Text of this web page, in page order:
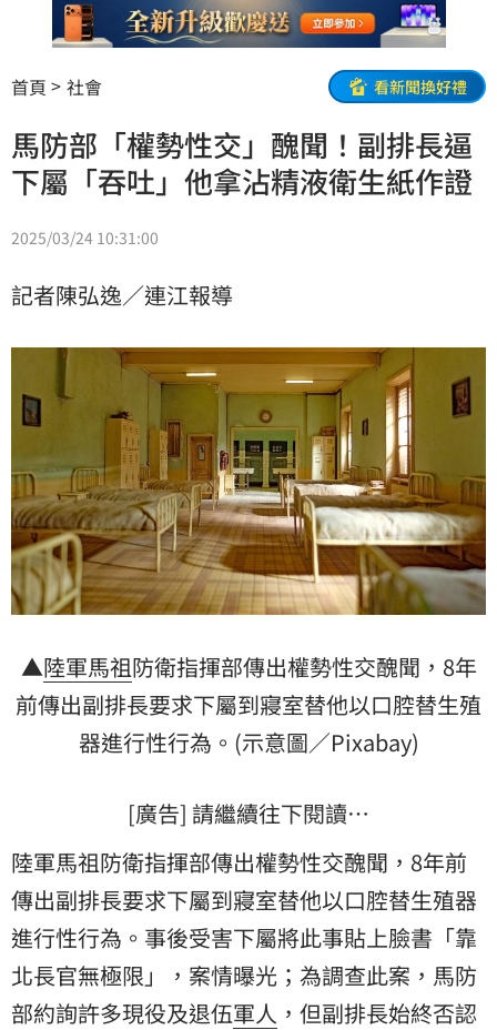
首頁 社會 看新聞換好禮
馬防部「權勢性交」醜聞！副排長逼
下屬「吞吐」他拿沾精液衛生紙作證
2025/03/24 10:31:00
記者陳弘逸／連江報導
▲陸軍馬祖防衛指揮部傳出權勢性交醜聞，8年
前傳出副排長要求下屬到寢室替他以口腔替生殖
器進行性行為。(示意圖／Pixabay)
[廣告] 請繼續往下閱讀…
陸軍馬祖防衛指揮部傳出權勢性交醜聞，8年前
傳出副排長要求下屬到寢室替他以口腔替生殖器
進行性行為。事後受害下屬將此事貼上臉書「靠
北長官無極限」，案情曝光；為調查此案， 馬防
部約詢許多現役及退伍軍人 ，但副排長始終否認